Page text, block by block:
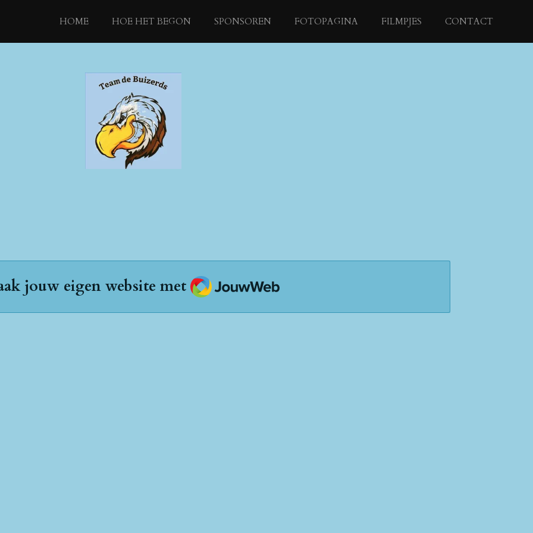
HOME HOE HET BEGON SPONSOREN FOTOPAGINA FILMPJES CONTACT
jouw eigen website met JouwWeb